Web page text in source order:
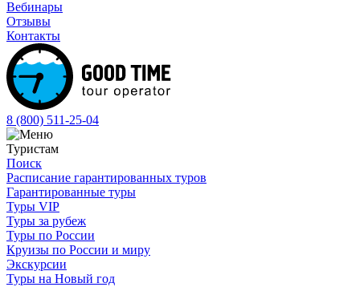
Вебинары
Отзывы
Контакты
8 (800) 511-25-04
Туристам
Поиск
Расписание гарантированных туров
Гарантированные туры
Туры VIP
Туры за рубеж
Туры по России
Круизы по России и миру
Экскурсии
Туры на Новый год